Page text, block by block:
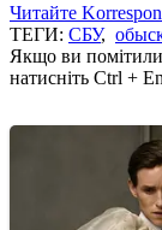
Читайте
ТЕГИ: СБУ,
Якщо ви помітили
натисніть Ctrl +